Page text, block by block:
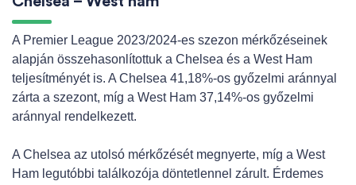
A Premier League 2023/2024-es szezon mérkőzéseinek
alapján összehasonlítottuk a Chelsea és a West Ham
teljesítményét is. A Chelsea 41,18%-os győzelmi aránnyal
zárta a szezont, míg a West Ham 37,14%-os győzelmi
aránnyal rendelkezett.
A Chelsea az utolsó mérkőzését megnyerte, míg a West
Ham legutóbbi találkozója döntetlennel zárult. Érdemes